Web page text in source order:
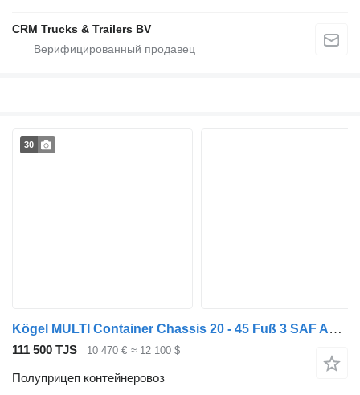
CRM Trucks & Trailers BV
30
Kögel MULTI Container Chassis 20 - 45 Fuß 3 SAF Achsen
111 500 TJS 10 470 € ≈ 12 100 $
Полуприцеп контейнеровоз